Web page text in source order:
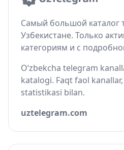
Самый большой каталог
Узбекистане. Только
категориям и с
O‘zbekcha telegram
katalogi. Faqt faol
statistikasi bilan.
uztelegram.com